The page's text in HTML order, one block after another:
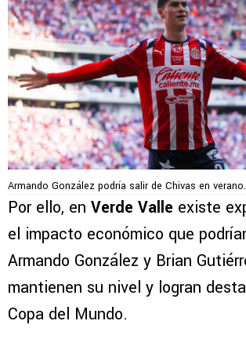
Armando González podría salir de Chivas en verano.
Por ello, en Verde Valle existe
el impacto económico que
Armando González y Brian
mantienen su nivel y logran
Copa del Mundo.